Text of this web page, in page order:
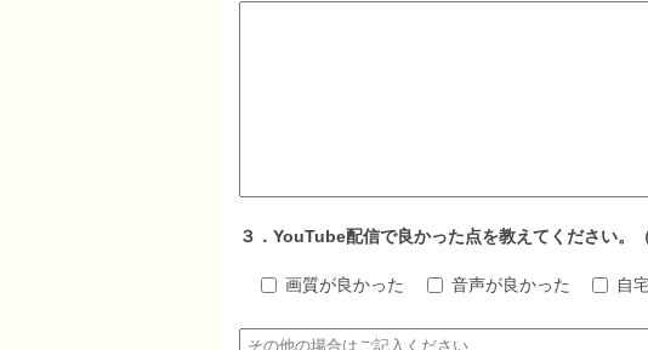
３．YouTube配信で良かった点を教えてください。
画質が良かった 音声が良かった 自